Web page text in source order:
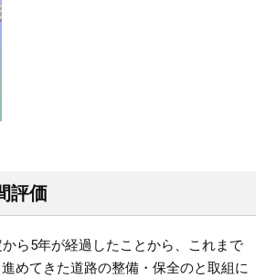
評価
ら5年が経過したことから、これまで
めてきた道路の整備・保全のと取組に